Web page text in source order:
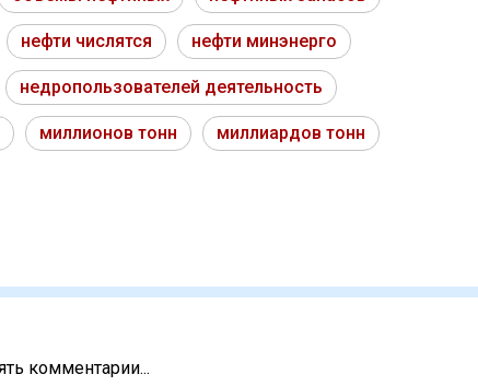
нефти числятся нефти минэнерго
недропользователей деятельность
миллионов тонн миллиардов тонн
комментарии...